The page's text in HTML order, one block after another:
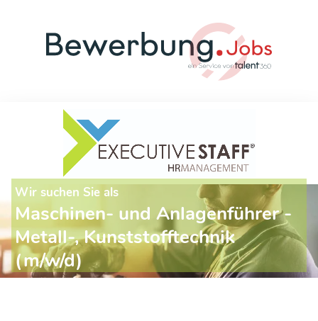
Wir suchen Sie als
Maschinen- und Anlagenführer -
Metall-, Kunststofftechnik
(m/w/d)